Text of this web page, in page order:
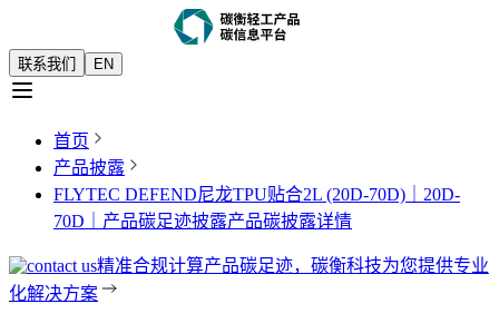
联系我们 EN
首页
产品披露
FLYTEC DEFEND尼龙TPU贴合2L (20D-70D)｜20D-
70D｜产品碳足迹披露产品碳披露详情
精准合规计算产品碳足迹，碳衡科技为您提供专业
化解决方案